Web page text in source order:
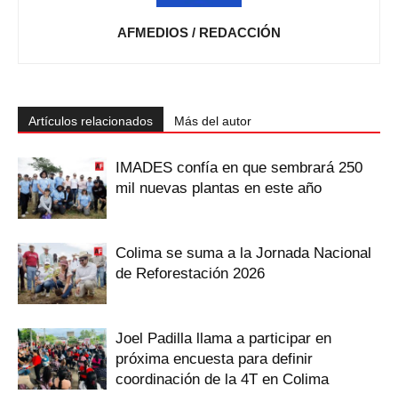
AFMEDIOS / REDACCIÓN
Artículos relacionados Más del autor
IMADES confía en que sembrará 250
mil nuevas plantas en este año
Colima se suma a la Jornada Nacional
de Reforestación 2026
Joel Padilla llama a participar en
próxima encuesta para definir
coordinación de la 4T en Colima